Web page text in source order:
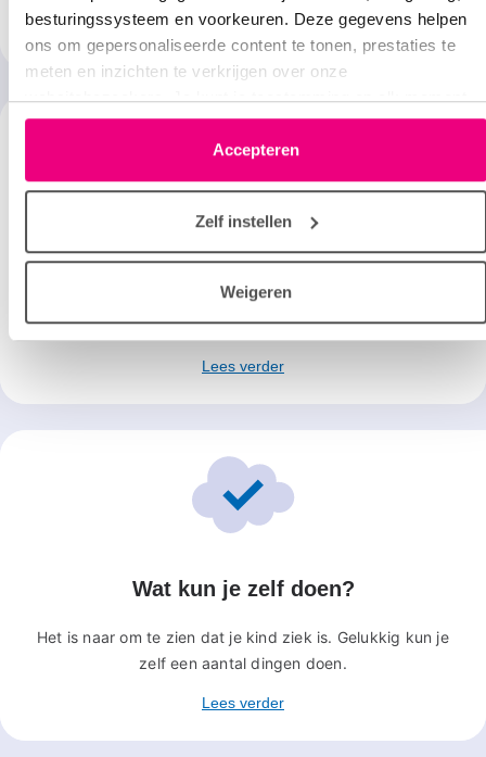
besturingssysteem en voorkeuren. Deze gegevens helpen
ons om gepersonaliseerde content te tonen, prestaties te
meten en inzichten te verkrijgen over onze
websitebezoekers. Je kunt je toestemming op elk moment
wijzigen of intrekken via het cookie-icoontje linksonder elke
pagina. De lijst met partners is te vinden in het tabblad
“details”.
Accepteren
Zelf instellen
Weigeren
Lees verder
Behandeling
Er is geen specifieke behandeling tegen het RS virus. De
meeste infecties gaan vanzelf over.
Lees verder
Wat kun je zelf doen?
Het is naar om te zien dat je kind ziek is. Gelukkig kun je
zelf een aantal dingen doen.
Lees verder